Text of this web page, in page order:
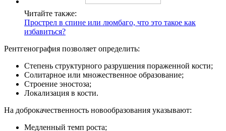
Читайте также:
Прострел в спине или люмбаго, что это такое как
избавиться?
Рентгенография позволяет определить:
Степень структурного разрушения пораженной кости;
Солитарное или множественное образование;
Строение эностоза;
Локализация в кости.
На доброкачественность новообразования указывают:
Медленный темп роста;